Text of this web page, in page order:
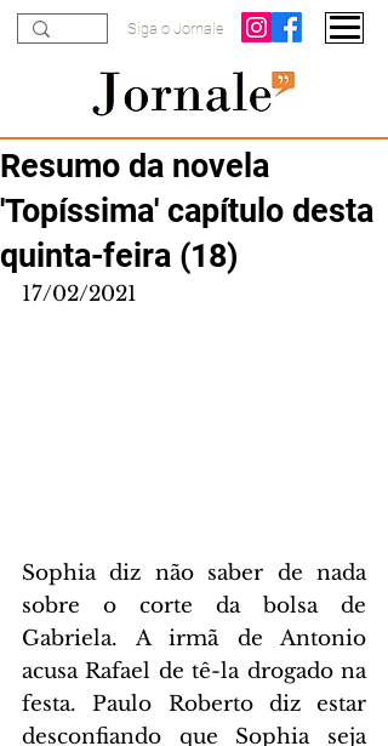
Siga o Jornale
Resumo da novela
'Topíssima' capítulo desta
quinta-feira (18)
17/02/2021
Sophia diz não saber de nada
sobre o corte da bolsa de
Gabriela. A irmã de Antonio
acusa Rafael de tê-la drogado na
festa. Paulo Roberto diz estar
desconfiando que Sophia seja